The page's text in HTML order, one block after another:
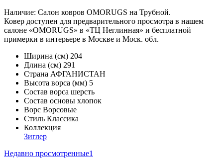
Наличие: Салон ковров OMORUGS на Трубной.
Ковер доступен для предварительного просмотра в нашем
салоне «OMORUGS» в «ТЦ Неглинная» и бесплатной
примерки в интерьере в Москве и Моск. обл.
Ширина (см) 204
Длина (см) 291
Страна АФГАНИСТАН
Высота ворса (мм) 5
Состав ворса шерсть
Состав основы хлопок
Ворс Ворсовые
Стиль Классика
Коллекция
Зиглер
Недавно просмотренные1